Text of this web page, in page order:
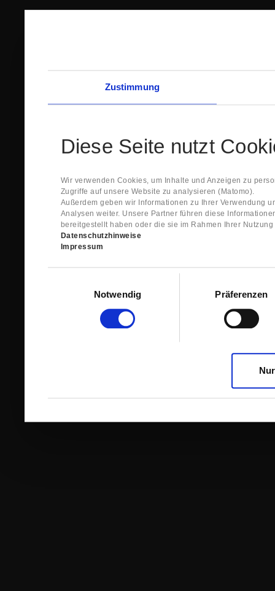
Zustimmung
Diese Seite nutzt
Wir verwenden Cookies, um Inhalte und Anzeigen zu
Zugriffe auf unsere Website zu analysieren (Matomo).
Außerdem geben wir Informationen zu Ihrer Verwendung
Analysen weiter. Unsere Partner führen diese
bereitgestellt haben oder die sie im Rahmen Ihrer
Datenschutzhinweise
Impressum
Notwendig
Präferenzen